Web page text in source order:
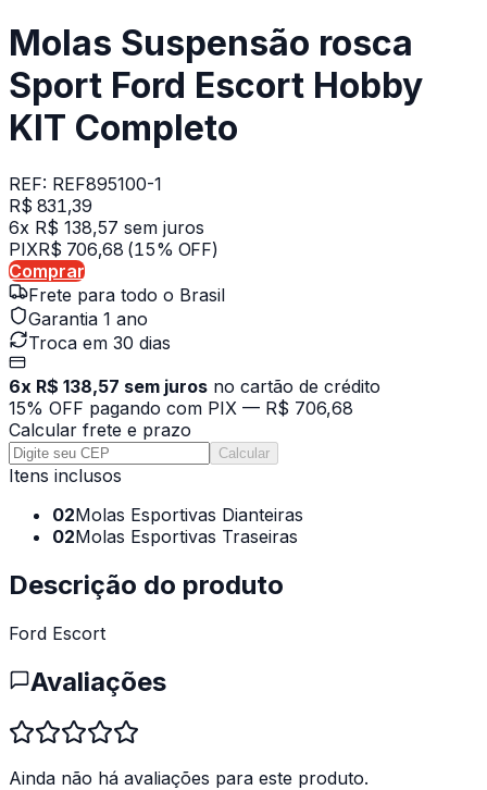
Molas Suspensão rosca
Sport Ford Escort Hobby
KIT Completo
REF: REF895100-1
R$ 831,39
6x R$ 138,57 sem juros
PIXR$ 706,68 (15% OFF)
Comprar
Frete para todo o Brasil
Garantia 1 ano
Troca em 30 dias
6x R$ 138,57 sem juros no cartão de crédito
15% OFF pagando com PIX — R$ 706,68
Calcular frete e prazo
Calcular
Itens inclusos
02Molas Esportivas Dianteiras
02Molas Esportivas Traseiras
Descrição do produto
Ford Escort
Avaliações
Ainda não há avaliações para este produto.